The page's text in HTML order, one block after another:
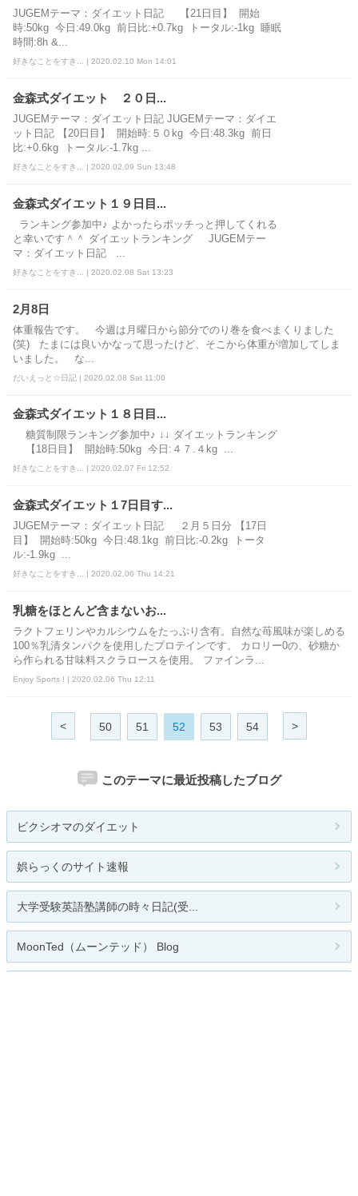
JUGEMテーマ：ダイエット日記 【21日目】 開始
時:50kg 今日:49.0kg 前日比:+0.7kg トータル:-1kg 睡眠
時間:8h &...
好きなことをすき... | 2020.02.10 Mon 14:01
金森式ダイエット ２０日...
JUGEMテーマ：ダイエット日記 JUGEMテーマ：ダイエ
ット日記 【20日目】 開始時:５０kg 今日:48.3kg 前日
比:+0.6kg トータル:-1.7kg ...
好きなことをすき... | 2020.02.09 Sun 13:48
金森式ダイエット１９日目...
ランキング参加中♪ よかったらポッチっと押してくれる
と幸いです＾＾ ダイエットランキング JUGEMテー
マ：ダイエット日記 ...
好きなことをすき... | 2020.02.08 Sat 13:23
2月8日
体重報告です。 今週は月曜日から節分でのり巻を食べまくりました
(笑) たまには良いかなって思ったけど、そこから体重が増加してしま
いました。 な...
だいえっと☆日記 | 2020.02.08 Sat 11:00
金森式ダイエット１８日目...
糖質制限ランキング参加中♪ ↓↓ ダイエットランキング
【18日目】 開始時:50kg 今日:４７.４kg ...
好きなことをすき... | 2020.02.07 Fri 12:52
金森式ダイエット１7日目す...
JUGEMテーマ：ダイエット日記 ２月５日分 【17日
目】 開始時:50kg 今日:48.1kg 前日比:-0.2kg トータ
ル:-1.9kg ...
好きなことをすき... | 2020.02.06 Thu 14:21
乳糖をほとんど含まないお...
ラクトフェリンやカルシウムをたっぷり含有。自然な苺風味が楽しめる
100％乳清タンパクを使用したプロテインです。 カロリー0の、砂糖か
ら作られる甘味料スクラロースを使用。 ファインラ...
Enjoy Sports ! | 2020.02.06 Thu 12:11
< 50 51 52 53 54 >
このテーマに最近投稿したブログ
ビクシオマのダイエット
娯らっくのサイト速報
大学受験英語塾講師の時々日記(受...
MoonTed（ムーンテッド） Blog